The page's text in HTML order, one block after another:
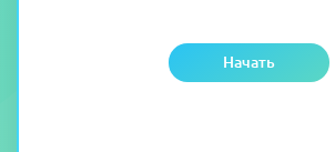
Начать